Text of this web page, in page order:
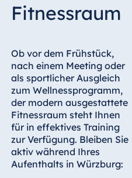
Fitnessraum
Ob vor dem Frühstück,
nach einem Meeting oder
als sportlicher Ausgleich
zum Wellnessprogramm,
der modern ausgestattete
Fitnessraum steht Ihnen
für in effektives Training
zur Verfügung. Bleiben Sie
aktiv während Ihres
Aufenthalts in Würzburg: